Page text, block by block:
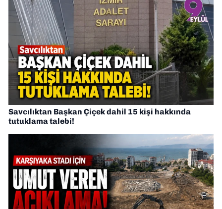
Savcılıktan Başkan Çiçek dahil 15 kişi hakkında
tutuklama talebi!